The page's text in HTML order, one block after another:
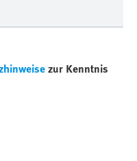
zur Kenntnis